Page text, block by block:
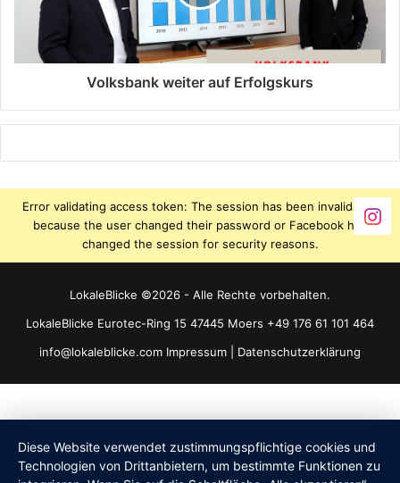
Volksbank weiter auf Erfolgskurs
Error validating access token: The session has been invalidated
because the user changed their password or Facebook has
changed the session for security reasons.
LokaleBlicke ©2026 - Alle Rechte vorbehalten.
LokaleBlicke Eurotec-Ring 15 47445 Moers +49 176 61 101 464
info@lokaleblicke.com Impressum Datenschutzerklärung
Diese Website verwendet zustimmungspflichtige cookies und
Technologien von Drittanbietern, um bestimmte Funktionen zu